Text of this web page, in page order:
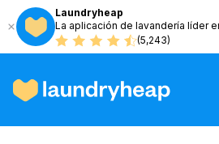
Laundryheap
La aplicación de lavandería líder
(5,243)
Cómo funciona